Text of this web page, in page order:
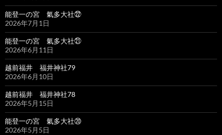
能登一の宮 氣多大社㉒
2026年7月1日
能登一の宮 氣多大社㉑
2026年6月11日
越前福井 福井神社79
2026年6月10日
越前福井 福井神社78
2026年5月15日
能登一の宮 氣多大社⑳
2026年5月5日